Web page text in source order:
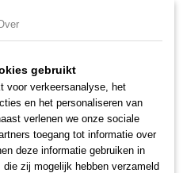
gebruikt
voor verkeersanalyse, het
en het personaliseren van
verlenen we onze sociale
toegang tot informatie over
deze informatie gebruiken in
zij mogelijk hebben verzameld